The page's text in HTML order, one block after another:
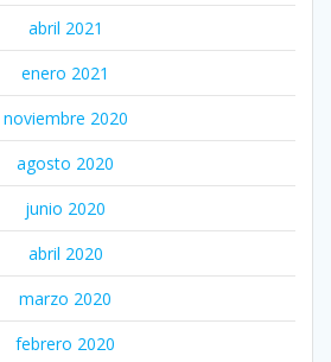
abril 2021
enero 2021
noviembre 2020
agosto 2020
junio 2020
abril 2020
marzo 2020
febrero 2020